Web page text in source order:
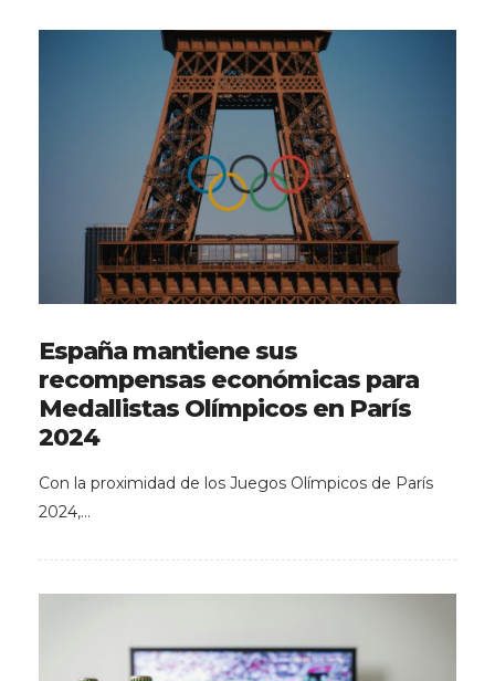
España mantiene sus
recompensas económicas para
Medallistas Olímpicos en París
2024
Con la proximidad de los Juegos Olímpicos de París
2024,…